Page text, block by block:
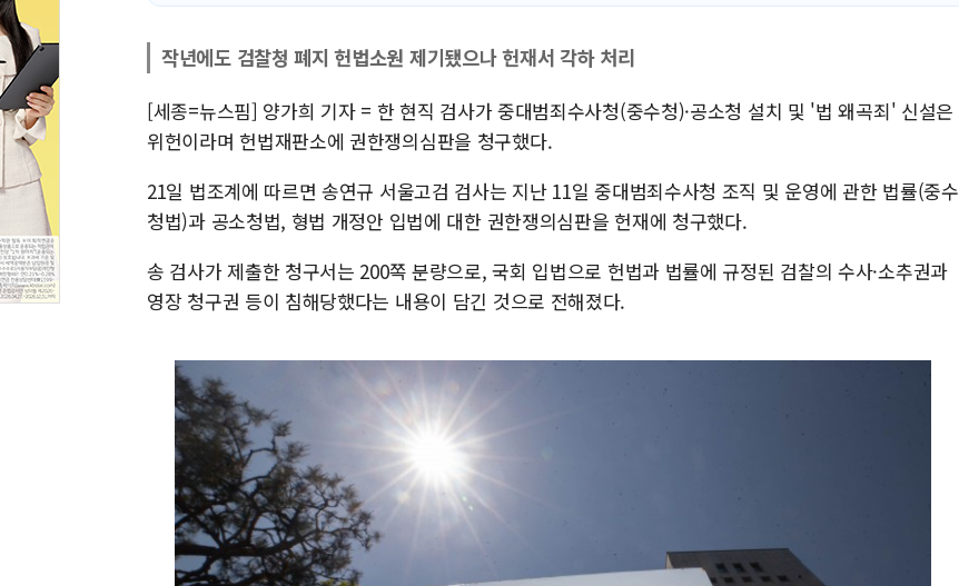
작년에도 검찰청 폐지 헌법소원 제기됐으나 헌재서 각하 처리
[세종=뉴스핌] 양가희 기자 = 한 현직 검사가 중대범죄수사청(중수청)·공소청 설치 및 '법 왜곡죄' 신설은
위헌이라며 헌법재판소에 권한쟁의심판을 청구했다.
21일 법조계에 따르면 송연규 서울고검 검사는 지난 11일 중대범죄수사청 조직 및 운영에 관한 법률(중수
청법)과 공소청법, 형법 개정안 입법에 대한 권한쟁의심판을 헌재에 청구했다.
송 검사가 제출한 청구서는 200쪽 분량으로, 국회 입법으로 헌법과 법률에 규정된 검찰의 수사·소추권과
영장 청구권 등이 침해당했다는 내용이 담긴 것으로 전해졌다.